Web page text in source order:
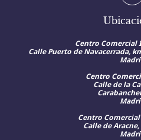
Centro Comercial
CallePuerto de Navacerrada,
Centro
Calle de la
Centro
Calle de